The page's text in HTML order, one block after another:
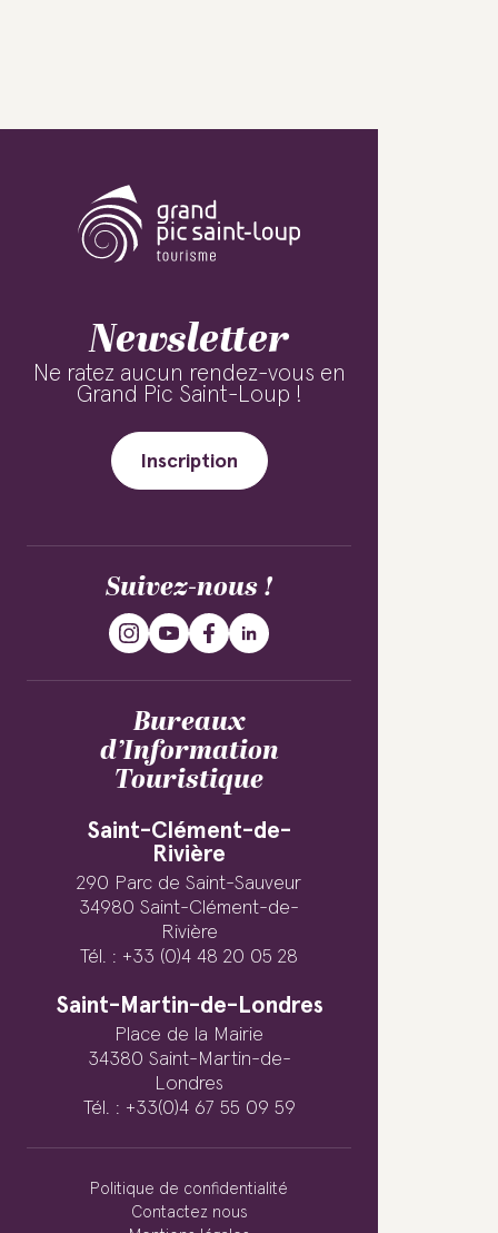
Newsletter
Ne ratez aucun rendez-vous en
Grand Pic Saint-Loup !
Inscription
Suivez-nous !
Bureaux
d’Information
Touristique
Saint-Clément-de-
Rivière
290 Parc de Saint-Sauveur
34980 Saint-Clément-de-
Rivière
Tél. : +33 (0)4 48 20 05 28
Saint-Martin-de-Londres
Place de la Mairie
34380 Saint-Martin-de-
Londres
Tél. : +33(0)4 67 55 09 59
Politique de confidentialité
Contactez nous